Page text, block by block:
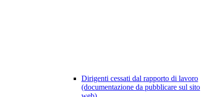
Dirigenti cessati dal rapporto di lavoro
(documentazione da pubblicare sul sito